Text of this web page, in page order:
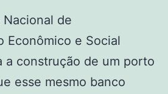
de
Econômico e Social
a construção de um porto
esse mesmo banco